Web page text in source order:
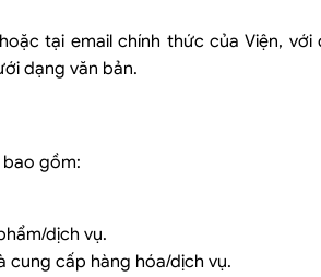
tại email chính thức của Viện, với
dạng văn bản.
gồm:
dịch vụ.
cung cấp hàng hóa/dịch vụ.